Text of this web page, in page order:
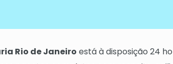
Rio de Janeiro está à disposição 24